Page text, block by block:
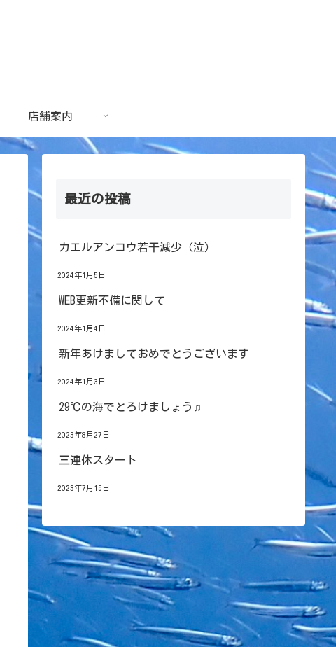
店舗案内
最近の投稿
カエルアンコウ若干減少（泣）
2024年1月5日
WEB更新不備に関して
2024年1月4日
新年あけましておめでとうございます
2024年1月3日
29℃の海でとろけましょう♫
2023年8月27日
三連休スタート
2023年7月15日